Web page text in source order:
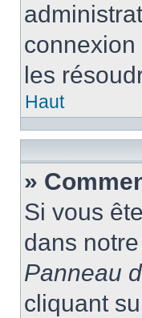
les
Haut
»
Si vous
dans
Panneau
cliquant